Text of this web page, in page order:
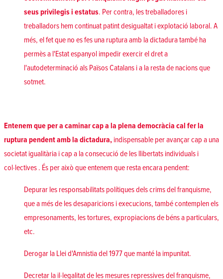
seus privilegis i estatus. Per contra, les treballadores i
treballadors hem continuat patint desigualtat i explotació laboral. A
més, el fet que no es fes una ruptura amb la dictadura també ha
permès a l'Estat espanyol impedir exercir el dret a
l'autodeterminació als Països Catalans i a la resta de nacions que
sotmet.
Entenem que per a caminar cap a la plena democràcia cal fer la
ruptura pendent amb la dictadura, indispensable per avançar cap a una
societat igualitària i cap a la consecució de les llibertats individuals i
col·lectives . És per això que entenem que resta encara pendent:
Depurar les responsabilitats polítiques dels crims del franquisme,
que a més de les desaparicions i execucions, també contemplen els
empresonaments, les tortures, expropiacions de béns a particulars,
etc.
Derogar la Llei d'Amnistia del 1977 que manté la impunitat.
Decretar la il·legalitat de les mesures repressives del franquisme,